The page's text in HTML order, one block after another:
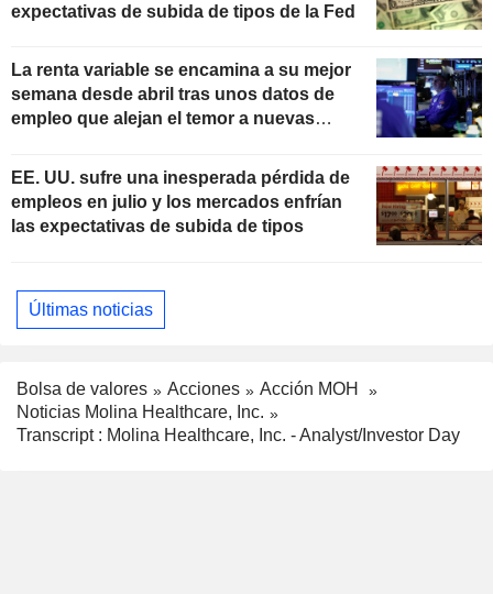
expectativas de subida de tipos de la Fed
La renta variable se encamina a su mejor
semana desde abril tras unos datos de
empleo que alejan el temor a nuevas
EE. UU. sufre una inesperada pérdida de
empleos en julio y los mercados enfrían
las expectativas de subida de tipos
Últimas noticias
Bolsa de valores Acciones
Acción MOH
Noticias Molina Healthcare, Inc.
Transcript : Molina Healthcare, Inc. - Analyst/Investor Day